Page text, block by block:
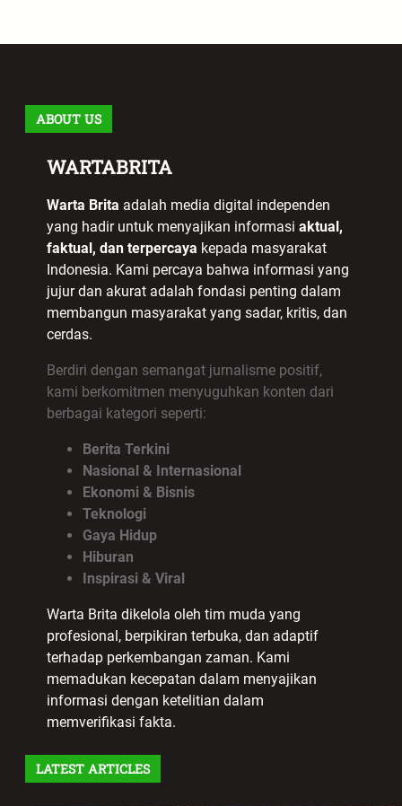
ABOUT US
WARTABRITA
Warta Brita adalah media digital independen
yang hadir untuk menyajikan informasi aktual,
faktual, dan terpercaya kepada masyarakat
Indonesia. Kami percaya bahwa informasi yang
jujur dan akurat adalah fondasi penting dalam
membangun masyarakat yang sadar, kritis, dan
cerdas.
Berdiri dengan semangat jurnalisme positif,
kami berkomitmen menyuguhkan konten dari
berbagai kategori seperti:
Berita Terkini
Nasional & Internasional
Ekonomi & Bisnis
Teknologi
Gaya Hidup
Hiburan
Inspirasi & Viral
Warta Brita dikelola oleh tim muda yang
profesional, berpikiran terbuka, dan adaptif
terhadap perkembangan zaman. Kami
memadukan kecepatan dalam menyajikan
informasi dengan ketelitian dalam
memverifikasi fakta.
LATEST ARTICLES